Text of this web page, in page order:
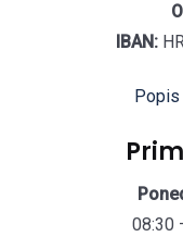
IBAN:
08:30